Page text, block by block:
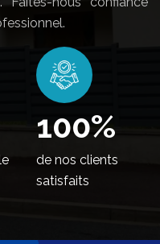
100%
de nos clients
satisfaits